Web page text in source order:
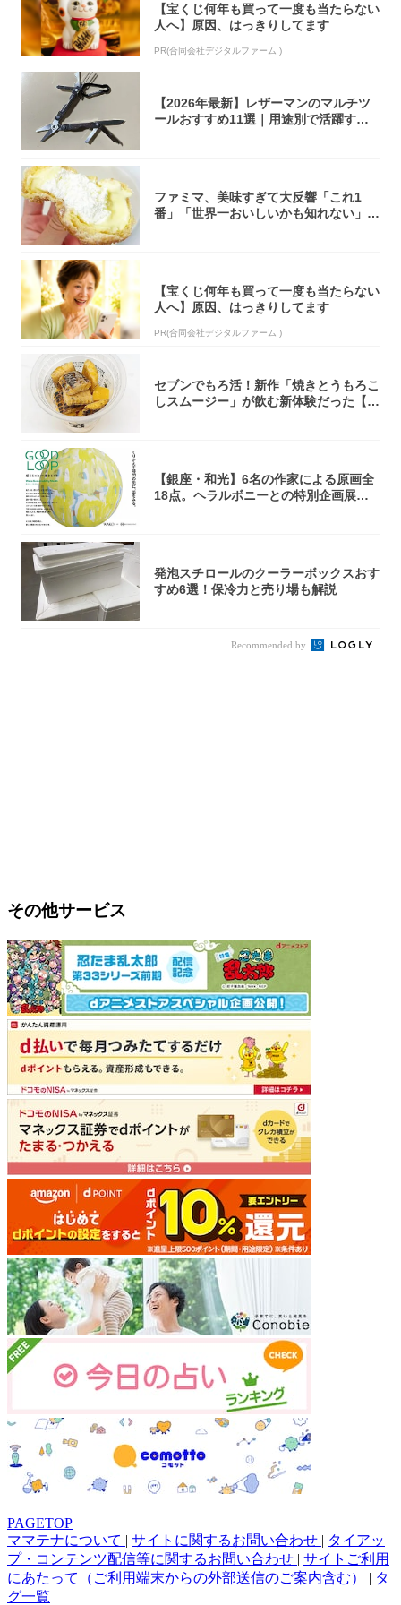
【宝くじ何年も買って一度も当たらない
人へ】原因、はっきりしてます
PR(合同会社デジタルファーム )
【2026年最新】レザーマンのマルチツ
ールおすすめ11選｜用途別で活躍する
ファミマ、美味すぎて大反響「これ1
番」「世界一おいしいかも知れない」
【宝くじ何年も買って一度も当たらない
人へ】原因、はっきりしてます
PR(合同会社デジタルファーム )
セブンでもろ活！新作「焼きとうもろこ
しスムージー」が飲む新体験だった【東
【銀座・和光】6名の作家による原画全
18点。ヘラルボニーとの特別企画展「G
発泡スチロールのクーラーボックスおす
すめ6選！保冷力と売り場も解説
Recommended by
その他サービス
PAGETOP
ママテナについて | サイトに関するお問い合わせ | タイアッ
プ・コンテンツ配信等に関するお問い合わせ | サイトご利用
にあたって（ご利用端末からの外部送信のご案内含む） | タ
グ一覧